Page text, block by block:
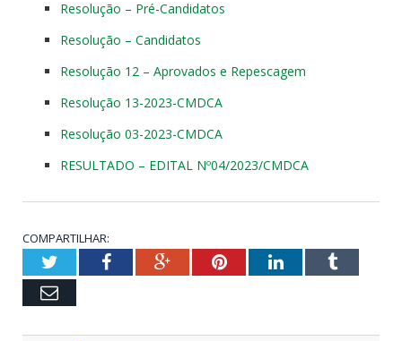
Resolução – Pré-Candidatos
Resolução – Candidatos
Resolução 12 – Aprovados e Repescagem
Resolução 13-2023-CMDCA
Resolução 03-2023-CMDCA
RESULTADO – EDITAL Nº04/2023/CMDCA
COMPARTILHAR:
TwitterFacebookGoogle+PinterestLinkedInTumblr
Email